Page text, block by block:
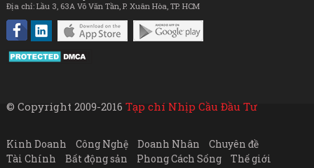
Địa chỉ: Lầu 3, 63A Võ Văn Tần, P. Xuân Hòa, TP. HCM
© Copyright 2009-2016 Tạp chí Nhịp Cầu Đầu Tư
Kinh Doanh Công Nghệ Doanh Nhân
Chuyên đề
Tài Chính
Bất động sản Phong Cách Sống
Thế giới